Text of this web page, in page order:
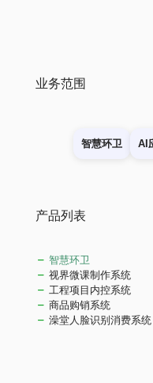
业务范围
智慧环卫 AI
产品列表
智慧环卫
视界微课制作系统
工程项目内控系统
商品购销系统
澡堂人脸识别消费系统